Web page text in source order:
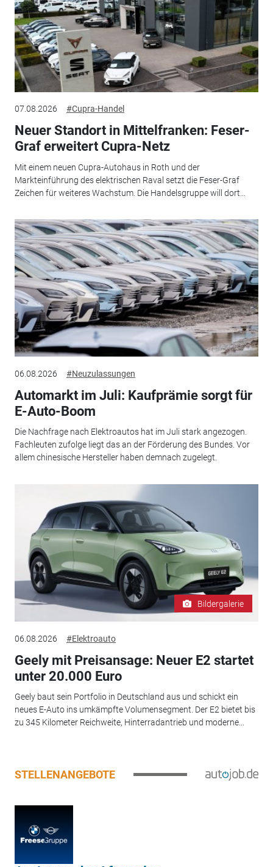
07.08.2026 #Cupra-Handel
Neuer Standort in Mittelfranken: Feser-
Graf erweitert Cupra-Netz
Mit einem neuen Cupra-Autohaus in Roth und der
Markteinführung des elektrischen Raval setzt die Feser-Graf
Zeichen für weiteres Wachstum. Die Handelsgruppe will dort...
06.08.2026 #Neuzulassungen
Automarkt im Juli: Kaufprämie sorgt für
E-Auto-Boom
Die Nachfrage nach Elektroautos hat im Juli stark angezogen.
Fachleuten zufolge liegt das an der Förderung des Bundes. Vor
allem chinesische Hersteller haben demnach zugelegt.
Bildergalerie
06.08.2026 #Elektroauto
Geely mit Preisansage: Neuer E2 startet
unter 20.000 Euro
Geely baut sein Portfolio in Deutschland aus und schickt ein
neues E-Auto ins umkämpfte Volumensegment. Der E2 bietet bis
zu 345 Kilometer Reichweite, Hinterradantrieb und moderne...
STELLENANGEBOTE